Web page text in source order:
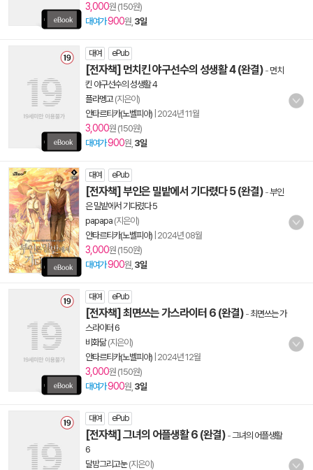
3,000원 (150원)
대여가900원, 3일
대여 ePub
[전자책] 먼치킨 야구선수의 성생활 4 (완결) - 먼치
킨 야구선수의 성생활 4
플라멩고(지은이)
안타르티카(노벨피아) 2024년 11월
3,000원 (150원)
대여가900원, 3일
대여 ePub
[전자책] 부인은 밀밭에서 기다렸다 5 (완결) -부인
은 밀밭에서 기다렸다 5
papapa (지은이)
안타르티카(노벨피아) 2024년 08월
3,000원 (150원)
대여가900원, 3일
대여 ePub
[전자책] 최면쓰는 가스라이터 6 (완결) -최면쓰는 가
스라이터 6
비화닮(지은이)
안타르티카(노벨피아) 2024년 12월
3,000원 (150원)
대여가900원, 3일
대여 ePub
[전자책] 그녀의 어플생활 6 (완결) -그녀의 어플생활
6
달밤그리고눈(지은이)